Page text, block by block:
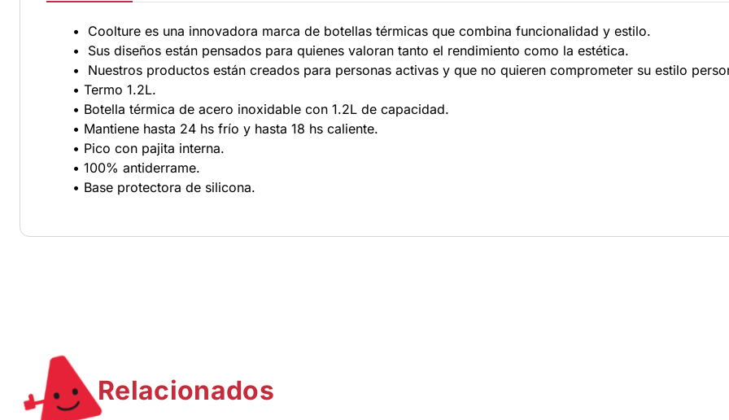
• Coolture es una innovadora marca de botellas térmicas que combina funcionalidad y estilo.
• Sus diseños están pensados para quienes valoran tanto el rendimiento como la estética.
• Nuestros productos están creados para personas activas y que no quieren comprometer su estilo
• Termo 1.2L.
• Botella térmica de acero inoxidable con 1.2L de capacidad.
• Mantiene hasta 24 hs frío y hasta 18 hs caliente.
• Pico con pajita interna.
• 100% antiderrame.
• Base protectora de silicona.
Relacionados